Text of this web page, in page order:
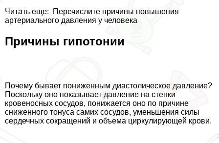
Читать еще:
Перечислите причины повышения
артериального давления у человека
Причины гипотонии
Почему бывает пониженным диастолическое давление?
Поскольку оно показывает давление на стенки
кровеносных сосудов, понижается оно по причине
сниженного тонуса самих сосудов, уменьшения силы
сердечных сокращений и объема циркулирующей крови.